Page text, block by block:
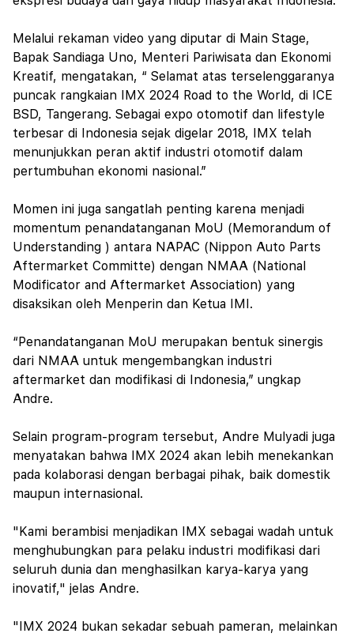
Melalui rekaman video yang diputar di Main Stage,
Bapak Sandiaga Uno, Menteri Pariwisata dan Ekonomi
Kreatif, mengatakan, “ Selamat atas terselenggaranya
puncak rangkaian IMX 2024 Road to the World, di ICE
BSD, Tangerang. Sebagai expo otomotif dan lifestyle
terbesar di Indonesia sejak digelar 2018, IMX telah
menunjukkan peran aktif industri otomotif dalam
pertumbuhan ekonomi nasional.”
Momen ini juga sangatlah penting karena menjadi
momentum penandatanganan MoU (Memorandum of
Understanding ) antara NAPAC (Nippon Auto Parts
Aftermarket Committe) dengan NMAA (National
Modificator and Aftermarket Association) yang
disaksikan oleh Menperin dan Ketua IMI.
“Penandatanganan MoU merupakan bentuk sinergis
dari NMAA untuk mengembangkan industri
aftermarket dan modifikasi di Indonesia,” ungkap
Andre.
Selain program-program tersebut, Andre Mulyadi juga
menyatakan bahwa IMX 2024 akan lebih menekankan
pada kolaborasi dengan berbagai pihak, baik domestik
maupun internasional.
"Kami berambisi menjadikan IMX sebagai wadah untuk
menghubungkan para pelaku industri modifikasi dari
seluruh dunia dan menghasilkan karya-karya yang
inovatif," jelas Andre.
"IMX 2024 bukan sekadar sebuah pameran, melainkan